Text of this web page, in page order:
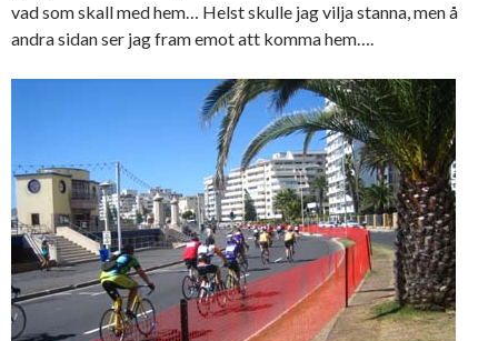
vad som skall med hem… Helst skulle jag vilja stanna, men å
andra sidan ser jag fram emot att komma hem….